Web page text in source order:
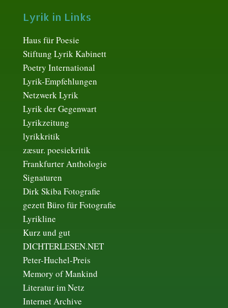
Lyrik in Links
Haus für Poesie
Stiftung Lyrik Kabinett
Poetry International
Lyrik-Empfehlungen
Netzwerk Lyrik
Lyrik der Gegenwart
Lyrikzeitung
lyrikkritik
zæsur. poesiekritik
Frankfurter Anthologie
Signaturen
Dirk Skiba Fotografie
gezett Büro für Fotografie
Lyrikline
Kurz und gut
DICHTERLESEN.NET
Peter-Huchel-Preis
Memory of Mankind
Literatur im Netz
Internet Archive